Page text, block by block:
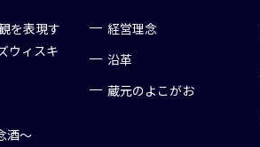
を表現す
ウィスキ
酒～
経営理念
沿革
蔵元のよこがお